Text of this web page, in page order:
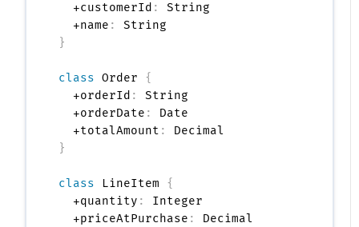
  +customerId
:
String
  +name
:
}
class Order {
  +orderId
:
String
  +orderDate
:
Date
  +totalAmount
:
}
class LineItem {
  +quantity
:
Integer
  +priceAtPurchase
: